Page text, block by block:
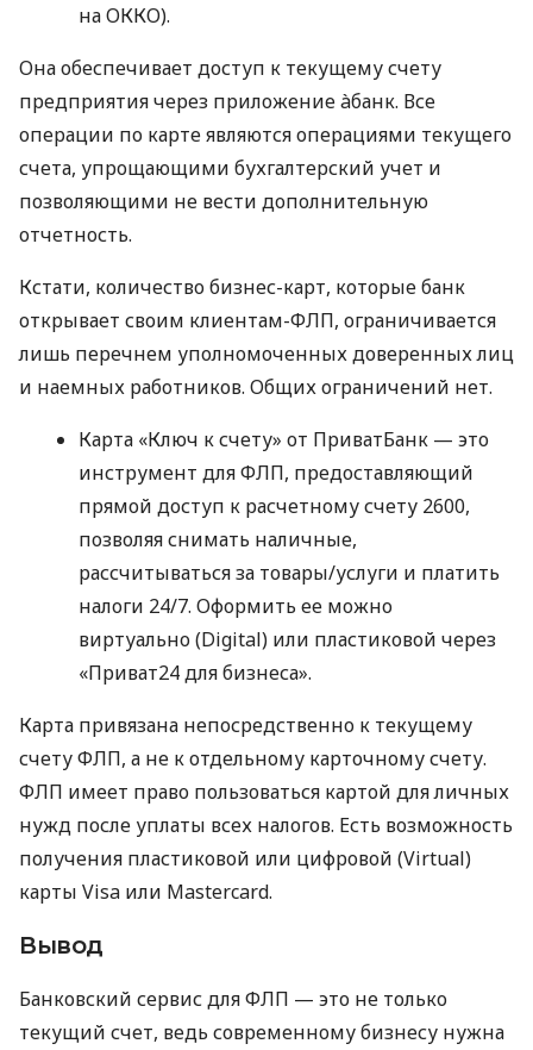
на ОККО).
Она обеспечивает доступ к текущему счету
предприятия через приложение àбанк. Все
операции по карте являются операциями текущего
счета, упрощающими бухгалтерский учет и
позволяющими не вести дополнительную
отчетность.
Кстати, количество бизнес-карт, которые банк
открывает своим клиентам-ФЛП, ограничивается
лишь перечнем уполномоченных доверенных лиц
и наемных работников. Общих ограничений нет.
Карта «Ключ к счету» от ПриватБанк — это
инструмент для ФЛП, предоставляющий
прямой доступ к расчетному счету 2600,
позволяя снимать наличные,
рассчитываться за товары/услуги и платить
налоги 24/7. Оформить ее можно
виртуально (Digital) или пластиковой через
«Приват24 для бизнеса».
Карта привязана непосредственно к текущему
счету ФЛП, а не к отдельному карточному счету.
ФЛП имеет право пользоваться картой для личных
нужд после уплаты всех налогов. Есть возможность
получения пластиковой или цифровой (Virtual)
карты Visa или Mastercard.
Вывод
Банковский сервис для ФЛП — это не только
текущий счет, ведь современному бизнесу нужна